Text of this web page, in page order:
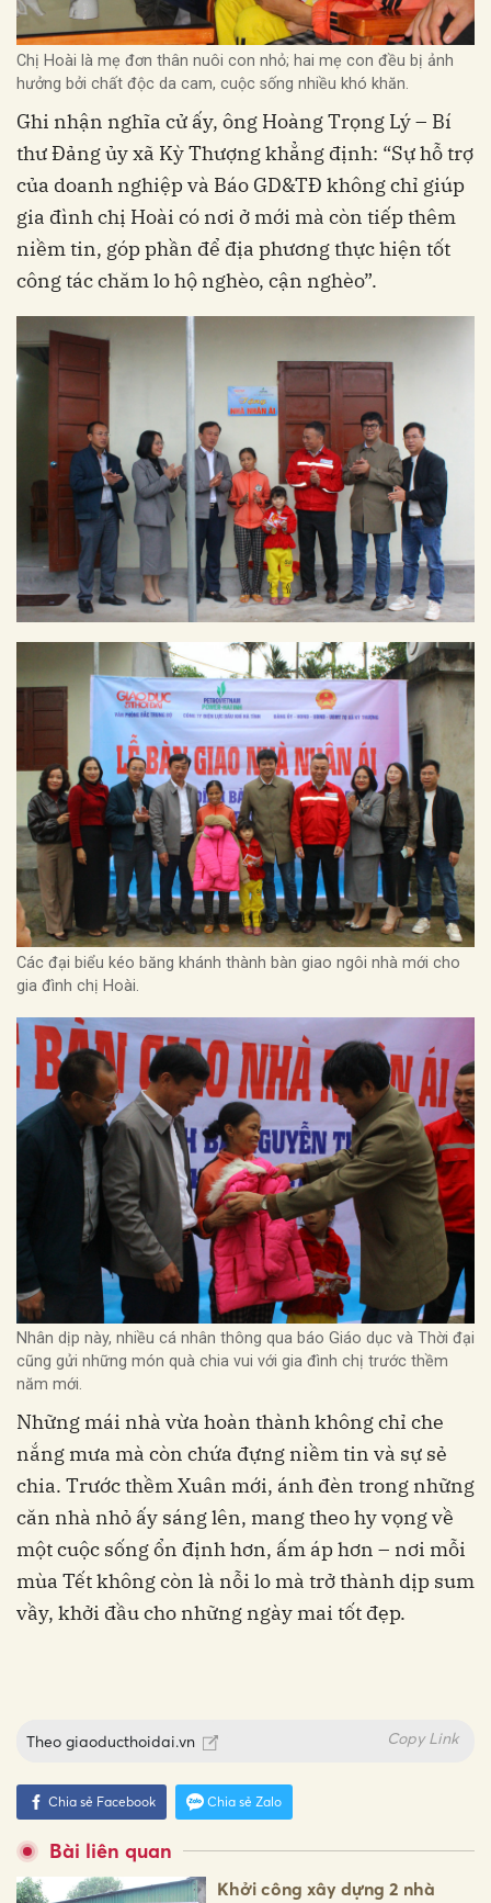
Chị Hoài là mẹ đơn thân nuôi con nhỏ; hai mẹ con đều bị ảnh
hưởng bởi chất độc da cam, cuộc sống nhiều khó khăn.
Ghi nhận nghĩa cử ấy, ông Hoàng Trọng Lý – Bí
thư Đảng ủy xã Kỳ Thượng khẳng định: “Sự hỗ trợ
của doanh nghiệp và Báo GD&TĐ không chỉ giúp
gia đình chị Hoài có nơi ở mới mà còn tiếp thêm
niềm tin, góp phần để địa phương thực hiện tốt
công tác chăm lo hộ nghèo, cận nghèo”.
Các đại biểu kéo băng khánh thành bàn giao ngôi nhà mới cho
gia đình chị Hoài.
Nhân dịp này, nhiều cá nhân thông qua báo Giáo dục và Thời đại
cũng gửi những món quà chia vui với gia đình chị trước thềm
năm mới.
Những mái nhà vừa hoàn thành không chỉ che
nắng mưa mà còn chứa đựng niềm tin và sự sẻ
chia. Trước thềm Xuân mới, ánh đèn trong những
căn nhà nhỏ ấy sáng lên, mang theo hy vọng về
một cuộc sống ổn định hơn, ấm áp hơn – nơi mỗi
mùa Tết không còn là nỗi lo mà trở thành dịp sum
vầy, khởi đầu cho những ngày mai tốt đẹp.
Theo giaoducthoidai.vn Copy Link
Chia sẻ Facebook Chia sẻ Zalo
Bài liên quan
Khởi công xây dựng 2 nhà